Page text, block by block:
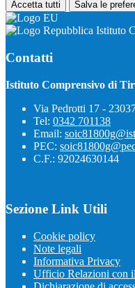
Accetta tutti Salva le
Istituto
Contatti
Istituto Comprensivo di
Via Pedrotti 17 -
Tel: 0342 701138
Email:
PEC:
C.F.: 92024630144
Sezione Link Utili
Cookie policy
Note legali
Informativa Privacy
Ufficio Relazioni con